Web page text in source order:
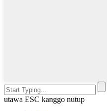
utawa ESC kanggo nutup